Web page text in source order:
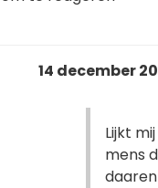
14 december
Lijkt
mens